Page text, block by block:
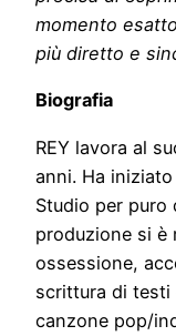
momento
più diretto e
Biografia
REY lavora al
anni. Ha
Studio per puro
produzione si è
ossessione,
scrittura di testi
canzone pop/